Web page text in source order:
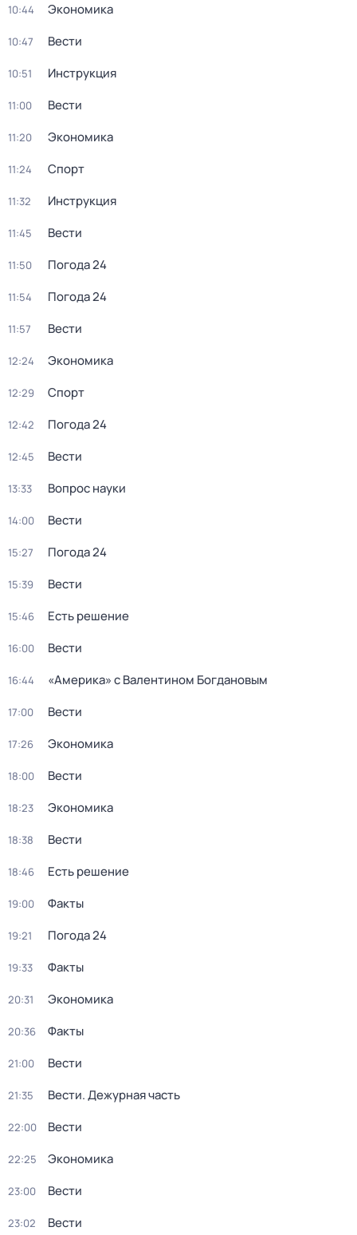
10:44 Экономика
10:47 Вести
10:51 Инструкция
11:00 Вести
11:20 Экономика
11:24 Спорт
11:32 Инструкция
11:45 Вести
11:50 Погода 24
11:54 Погода 24
11:57 Вести
12:24 Экономика
12:29 Спорт
12:42 Погода 24
12:45 Вести
13:33 Вопрос науки
14:00 Вести
15:27 Погода 24
15:39 Вести
15:46 Есть решение
16:00 Вести
16:44 «Америка» с Валентином Богдановым
17:00 Вести
17:26 Экономика
18:00 Вести
18:23 Экономика
18:38 Вести
18:46 Есть решение
19:00 Факты
19:21 Погода 24
19:33 Факты
20:31 Экономика
20:36 Факты
21:00 Вести
21:35 Вести. Дежурная часть
22:00 Вести
22:25 Экономика
23:00 Вести
23:02 Вести